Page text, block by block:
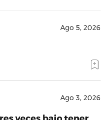
Ago 5, 2026
Ago 3, 2026
veces bajo tener